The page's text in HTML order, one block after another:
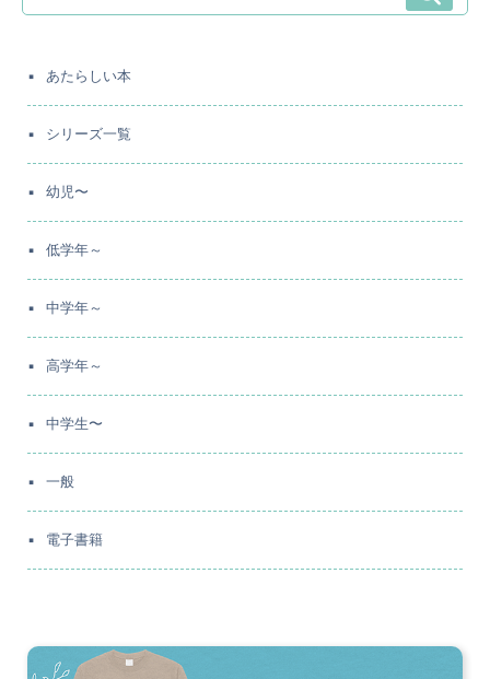
あたらしい本
シリーズ一覧
幼児〜
低学年～
中学年～
高学年～
中学生〜
一般
電子書籍